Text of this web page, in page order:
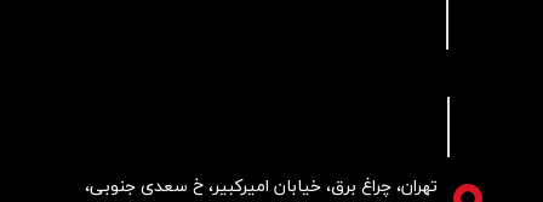
تهران، چراغ برق، خیابان امیرکبیر، خ سعدی جنوبی،